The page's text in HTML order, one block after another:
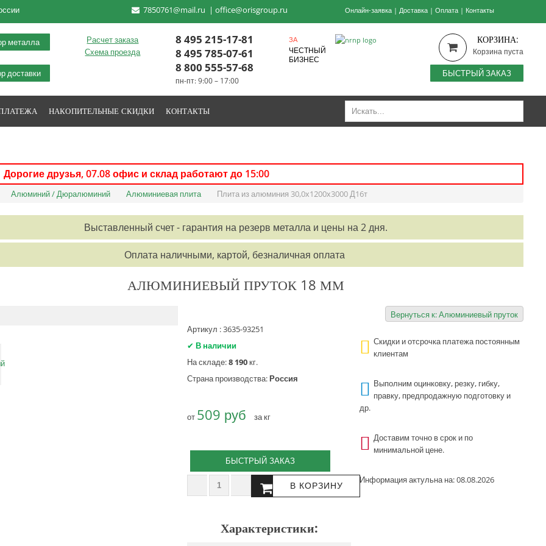
7850761@mail.ru | office@orisgroup.ru Онлайн-заявка| Доставка| Оплата| Контакты
металла
доставки
Расчет заказа
Схема проезда
8 495 215-17-81
8 495 785-07-61
8 800 555-57-68
пн-пт: 9:00 – 17:00
ЗА
ЧЕСТНЫЙ
БИЗНЕС
КОРЗИНА:
Корзина пуста
БЫСТРЫЙ ЗАКАЗ
НАКОПИТЕЛЬНЫЕ СКИДКИ КОНТАКТЫ
Дорогие друзья,07.08офис и склад работают до 15:00
Алюминий / Дюралюминий Алюминиевая плита Плита из алюминия 30,0х1200х3000 Д16т
Выставленный счет - гарантия на резерв металла и цены на 2 дня.
Оплата наличными, картой, безналичная оплата
АЛЮМИНИЕВЫЙ ПРУТОК 18 ММ
Вернуться к: Алюминиевый пруток
Артикул : 3635-93251
✔В наличии
На складе:8 190кг.
Страна производства:Россия
от 509 руб за кг
БЫСТРЫЙ ЗАКАЗ
Характеристики:
Скидки и отсрочка платежа постоянным
клиентам
Выполним оцинковку, резку, гибку,
правку, предпродажную подготовку и
др.
Доставим точно в срок и по
минимальной цене.
Информация актульна на: 08.08.2026